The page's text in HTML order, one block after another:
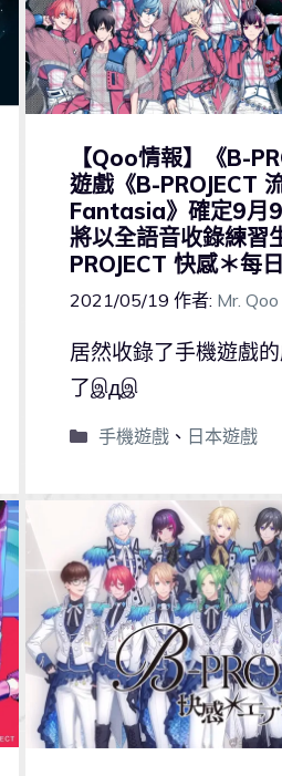
【Qoo情報】《B-
遊戲《B-PROJECT
Fantasia》確定9月
將以全語音收錄練習
PROJECT 快感＊每
2021/05/19 作者: Mr. Qoo
居然收錄了手機遊戲
了இдஇ
手機遊戲、 日本遊戲